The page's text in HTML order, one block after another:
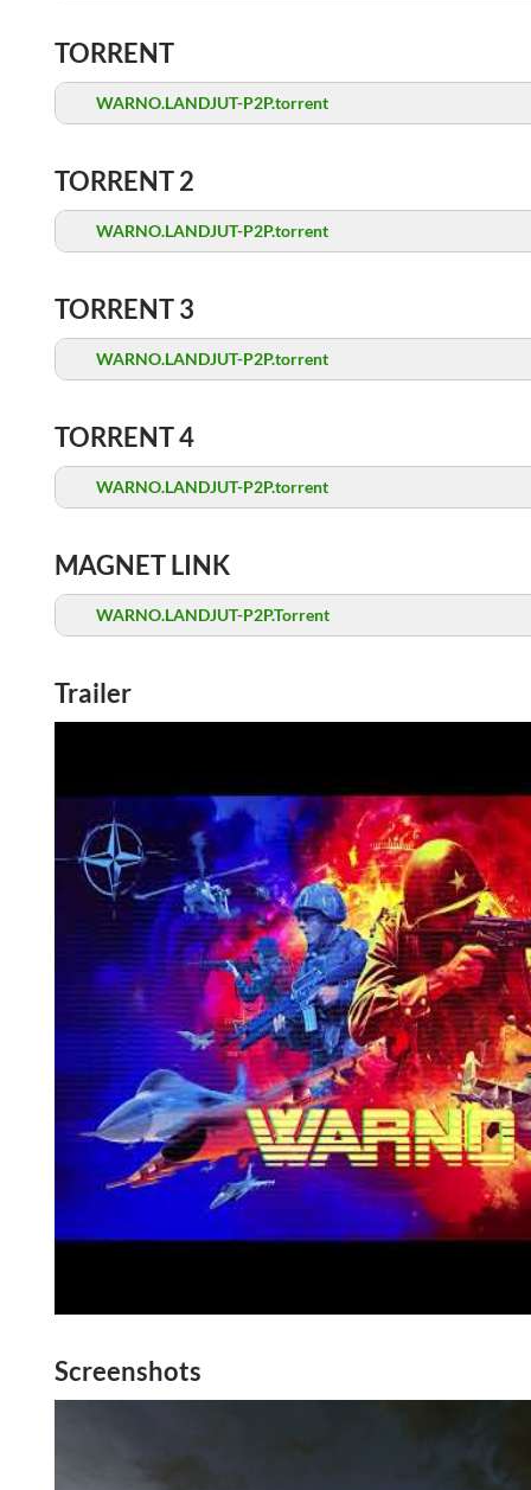
TORRENT
WARNO.LANDJUT-P2P.torrent
TORRENT 2
WARNO.LANDJUT-P2P.torrent
TORRENT 3
WARNO.LANDJUT-P2P.torrent
TORRENT 4
WARNO.LANDJUT-P2P.torrent
MAGNET LINK
WARNO.LANDJUT-P2P.Torrent
Trailer
Screenshots